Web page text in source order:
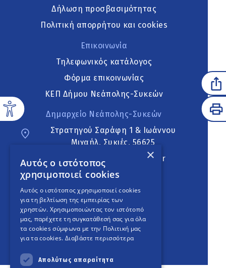
Δήλωση προσβασιμότητας
Πολιτική απορρήτου και cookies
Επικοινωνία
Τηλεφωνικός κατάλογος
Φόρμα επικοινωνίας
ΚΕΠ Δήμου Νεάπολης-Συκεών
Δημαρχείο Νεάπολης-Συκεών
Στρατηγού Σαράφη 1 & Ιωάννου
Μιχαήλ, Συκιές, 56625
neapoli.sykies@ddt.gov.gr
Ακολουθήστε
English Version
An project
×
Αυτός ο ιστότοπος
χρησιμοποιεί cookies
Αυτός ο ιστότοπος χρησιμοποιεί cookies
για τη βελτίωση της εμπειρίας των
χρηστών. Χρησιμοποιώντας τον ιστότοπό
μας, παρέχετε τη συγκατάθεσή σας για όλα
τα cookies σύμφωνα με την Πολιτική μας
για τα cookies. Διαβάστε περισσότερα
Απολύτως απαραίτητα